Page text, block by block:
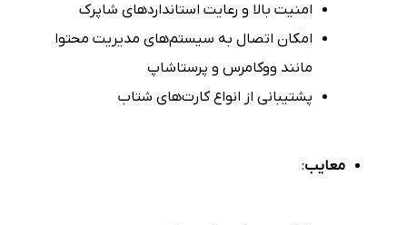
امنیت بالا و رعایت استانداردهای شاپرک
امکان اتصال به سیستم‌های مدیریت محتوا
مانند ووکامرس و پرستاشاپ
پشتیبانی از انواع کارت‌های شتاب
معایب: